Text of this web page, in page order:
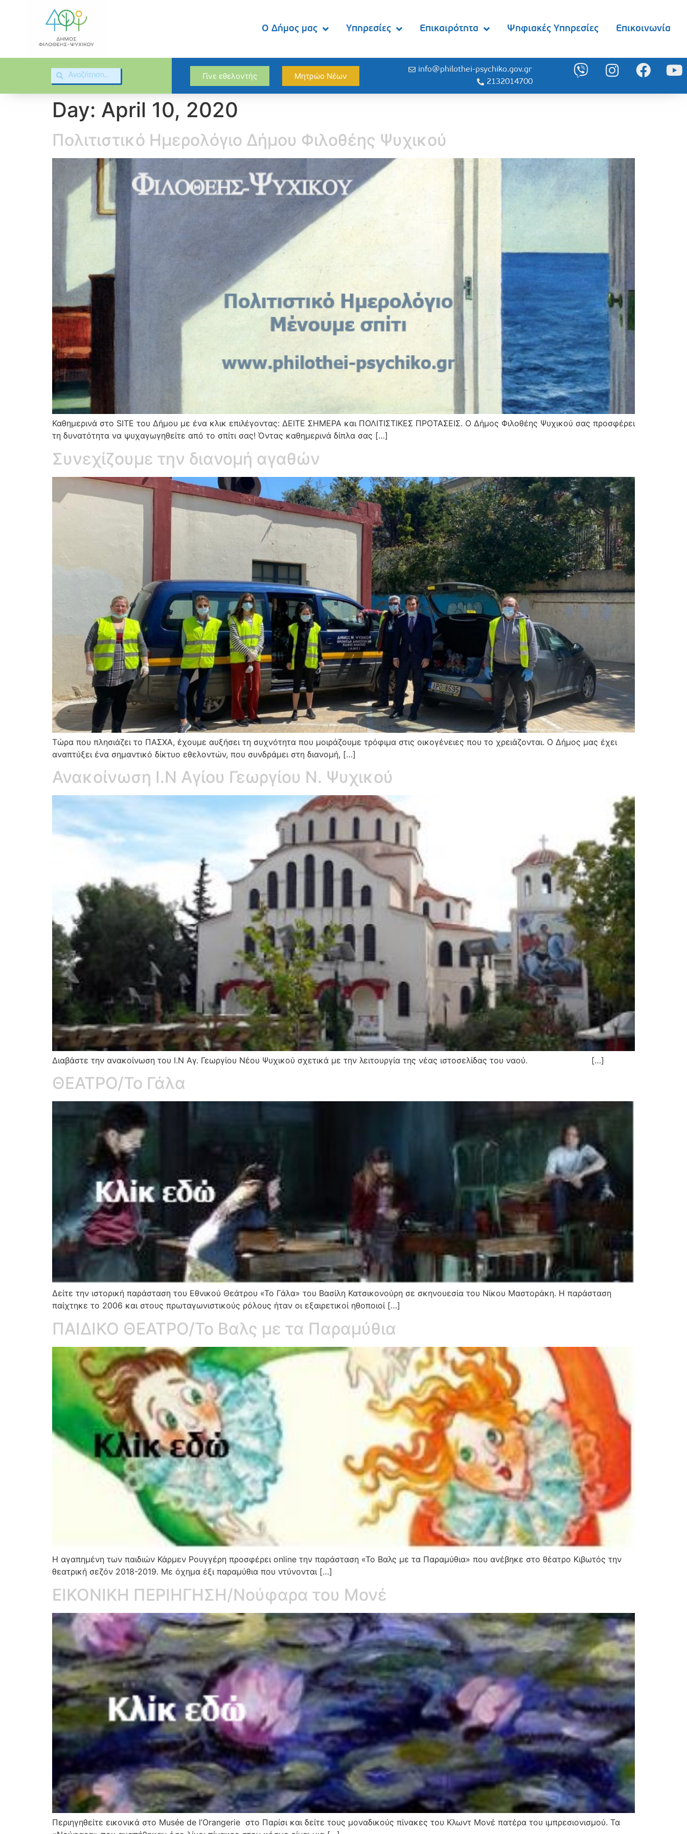
Ο Δήμος μας Υπηρεσίες Επικαιρότητα Ψηφιακές Υπηρεσίες Επικοινωνία
Γίνε εθελοντής Μητρώο Νέων
info@philothei-psychiko.gov.gr
2132014700
Day: April 10, 2020
Πολιτιστικό Ημερολόγιο Δήμου Φιλοθέης Ψυχικού
Καθημερινά στο SITE του Δήμου με ένα κλικ επιλέγοντας: ΔΕΙΤΕ ΣΗΜΕΡΑ και ΠΟΛΙΤΙΣΤΙΚΕΣ ΠΡΟΤΑΣΕΙΣ. Ο Δήμος Φιλοθέης Ψυχικού σας προσφέρει
τη δυνατότητα να ψυχαγωγηθείτε από το σπίτι σας! Όντας καθημερινά δίπλα σας […]
Συνεχίζουμε την διανομή αγαθών
Τώρα που πλησιάζει το ΠΑΣΧΑ, έχουμε αυξήσει τη συχνότητα που μοιράζουμε τρόφιμα στις οικογένειες που το χρειάζονται. Ο Δήμος μας έχει
αναπτύξει ένα σημαντικό δίκτυο εθελοντών, που συνδράμει στη διανομή, […]
Ανακοίνωση Ι.Ν Αγίου Γεωργίου Ν. Ψυχικού
Διαβάστε την ανακοίνωση του Ι.Ν Αγ. Γεωργίου Νέου Ψυχικού σχετικά με την λειτουργία της νέας ιστοσελίδας του ναού. […]
ΘΕΑΤΡΟ/Το Γάλα
Δείτε την ιστορική παράσταση του Εθνικού Θεάτρου «Το Γάλα» του Βασίλη Κατσικονούρη σε σκηνουεσία του Νίκου Μαστοράκη. Η παράσταση
παίχτηκε το 2006 και στους πρωταγωνιστικούς ρόλους ήταν οι εξαιρετικοί ηθοποιοί […]
ΠΑΙΔΙΚΟ ΘΕΑΤΡΟ/Το Βαλς με τα Παραμύθια
Η αγαπημένη των παιδιών Κάρμεν Ρουγγέρη προσφέρει online την παράσταση «Το Βαλς με τα Παραμύθια» που ανέβηκε στο θέατρο Κιβωτός την
θεατρική σεζόν 2018-2019. Με όχημα έξι παραμύθια που ντύνονται […]
ΕΙΚΟΝΙΚΗ ΠΕΡΙΗΓΗΣΗ/Νούφαρα του Μονέ
Περιηγηθείτε εικονικά στο Musée de l’Orangerie στο Παρίσι και δείτε τους μοναδικούς πίνακες του Κλωντ Μονέ πατέρα του ιμπρεσιονισμού. Τα